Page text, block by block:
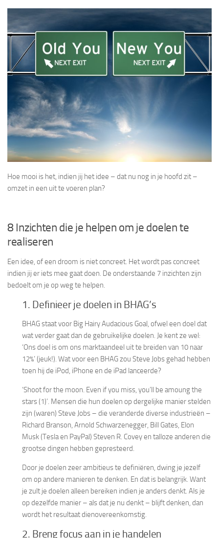
Hoe mooi is het, indien jij het idee – dat nu nog in je hoofd zit –
omzet in een uit te voeren plan?
8 Inzichten die je helpen om je doelen te
realiseren
Een idee, of een droom is niet concreet. Het wordt pas concreet
indien jij er iets mee gaat doen. De onderstaande 7 inzichten zijn
bedoelt om je op weg te helpen.
1. Definieer je doelen in BHAG’s
BHAG staat voor Big Hairy Audacious Goal, ofwel een doel dat
wat verder gaat dan de gebruikelijke doelen. Je kent ze wel:
‘Ons doel is om ons marktaandeel uit te breiden van 10 naar
12%’ (jeuk!). Wat voor een BHAG zou Steve Jobs gehad hebben
toen hij de iPod, iPhone en de iPad lanceerde?
‘Shoot for the moon. Even if you miss, you’ll be amoung the
stars (1)’. Mensen die hun doelen op dergelijke manier stelden
zijn (waren) Steve Jobs – die veranderde diverse industrieën –
Richard Branson, Arnold Schwarzenegger, Bill Gates, Elon
Musk (Tesla en PayPal) Steven R. Covey en talloze anderen die
grootse dingen hebben gepresteerd.
Door je doelen zeer ambitieus te definiëren, dwing je jezelf
om op andere manieren te denken. En dat is belangrijk. Want
je zult je doelen alleen bereiken indien je anders denkt. Als je
op dezelfde manier – als dat je nu denkt – blijft denken, dan
wordt het resultaat dienovereenkomstig.
2. Breng focus aan in je handelen